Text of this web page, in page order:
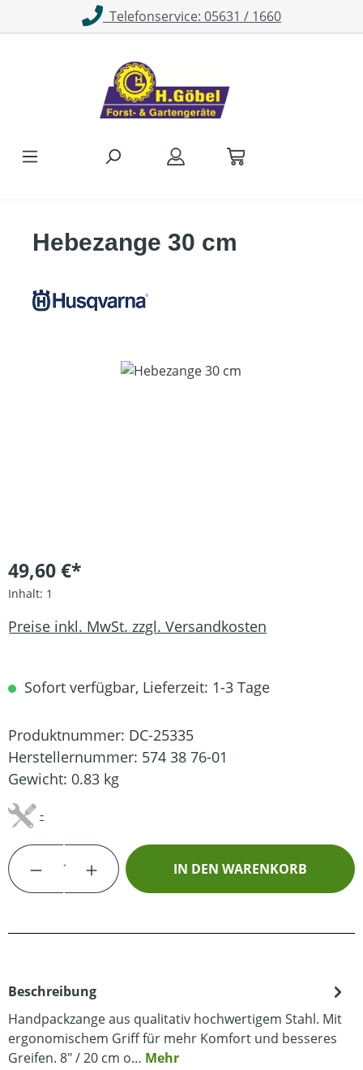
Zum Hauptinhalt springenTelefonservice: 05631 / 1660
Hebezange 30 cm
Bildergalerie überspringen
49,60 €*
Inhalt: 1
Preise inkl. MwSt. zzgl. Versandkosten
Sofort verfügbar, Lieferzeit: 1-3 Tage
Produktnummer: DC-25335
Herstellernummer: 574 38 76-01
Gewicht: 0.83 kg
-
Produkt Anzahl: Gib den gewünschten
IN DEN WARENKORB
Beschreibung
Handpackzange aus qualitativ hochwertigem Stahl. Mit
ergonomischem Griff für mehr Komfort und besseres
Greifen. 8" / 20 cm o… Mehr